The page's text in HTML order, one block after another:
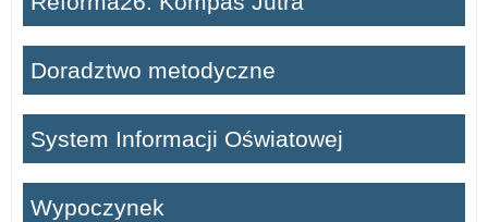
Doradztwo metodyczne
System Informacji Oświatowej
Wypoczynek